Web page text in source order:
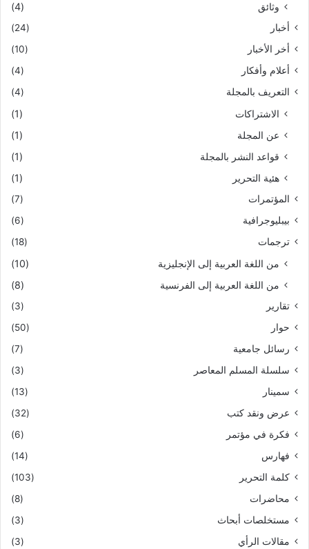
وثائق
(4)
أخبار
(24)
أخر الأخبار
(10)
أعلام وأفكار
(4)
التعريف بالمجلة
(4)
الاشتراكات
(1)
عن المجلة
(1)
قواعد النشر بالمجلة
(1)
هئية التحرير
(1)
المؤتمرات
(7)
بيبليوجرافية
(6)
ترجمات
(18)
من اللغة العربية إلى الإنجليزية
(10)
من اللغة العربية إلى الفرنسية
(8)
تقارير
(3)
حوار
(50)
رسائل جامعية
(7)
سلسلة المسلم المعاصر
(3)
سمينار
(13)
عرض ونقد كتب
(32)
فكرة في مؤتمر
(6)
فهارس
(14)
كلمة التحرير
(103)
محاضرات
(8)
مستخلصات أبحاث
(3)
مقالات الرأي
(3)